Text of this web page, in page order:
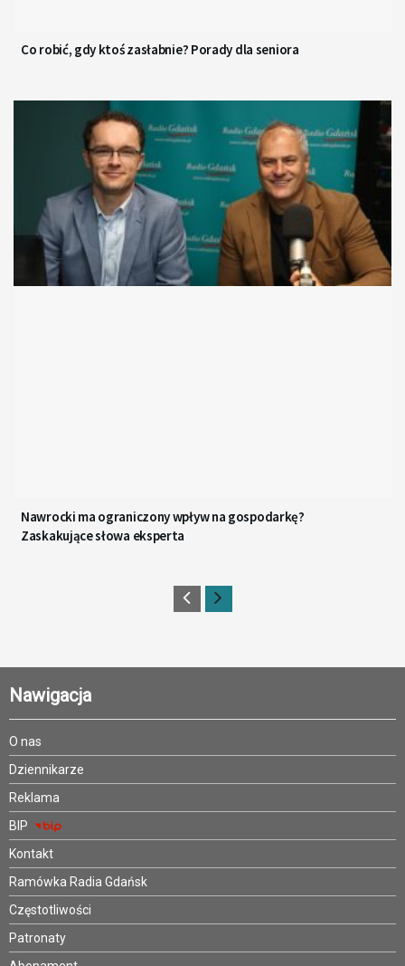
Co robić, gdy ktoś zasłabnie? Porady dla seniora
Nawrocki ma ograniczony wpływ na gospodarkę?
Zaskakujące słowa eksperta
Nawigacja
O nas
Dziennikarze
Reklama
BIP
Kontakt
Ramówka Radia Gdańsk
Częstotliwości
Patronaty